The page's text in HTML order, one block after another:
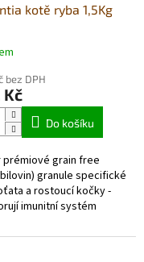
kotě ryba 1,5Kg
bez DPH
Kč
Do košíku
prémiové grain free
granule specifické
a rostoucí kočky -
imunitní systém
protein...